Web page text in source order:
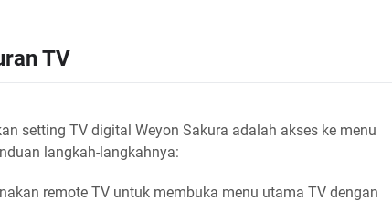
TV
setting TV digital Weyon Sakura adalah akses ke menu
langkah-langkahnya:
remote TV untuk membuka menu utama TV dengan